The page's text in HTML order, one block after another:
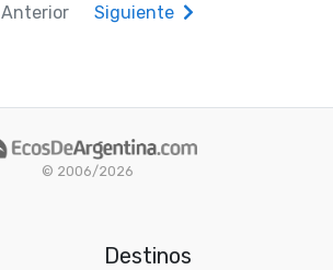
Anterior Siguiente
© 2006/2026
Destinos